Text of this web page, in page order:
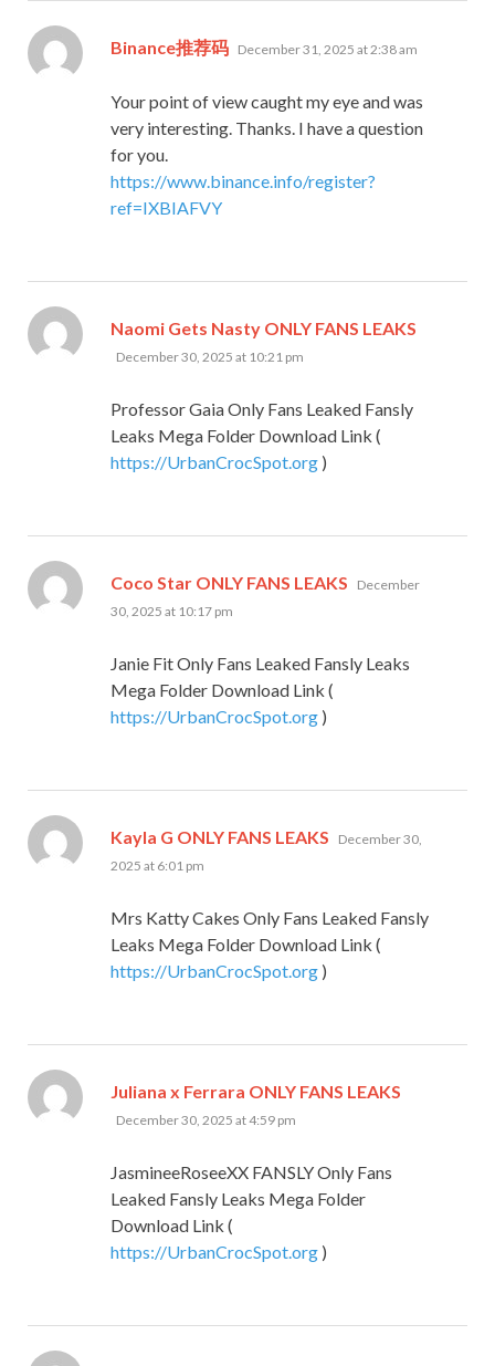
Binance推荐码 says:
December 31, 2025 at 2:38 am
Your point of view caught my eye and was
very interesting. Thanks. I have a question
for you.
https://www.binance.info/register?
ref=IXBIAFVY
Naomi Gets Nasty ONLY FANS LEAKS
December 30, 2025 at 10:21 pm
Professor Gaia Only Fans Leaked Fansly
Leaks Mega Folder Download Link (
https://UrbanCrocSpot.org )
Coco Star ONLY FANS LEAKS says:
December
30, 2025 at 10:17 pm
Janie Fit Only Fans Leaked Fansly Leaks
Mega Folder Download Link (
https://UrbanCrocSpot.org )
Kayla G ONLY FANS LEAKS says:
December 30,
2025 at 6:01 pm
Mrs Katty Cakes Only Fans Leaked Fansly
Leaks Mega Folder Download Link (
https://UrbanCrocSpot.org )
Juliana x Ferrara ONLY FANS LEAKS
December 30, 2025 at 4:59 pm
JasmineeRoseeXX FANSLY Only Fans
Leaked Fansly Leaks Mega Folder
Download Link (
https://UrbanCrocSpot.org )